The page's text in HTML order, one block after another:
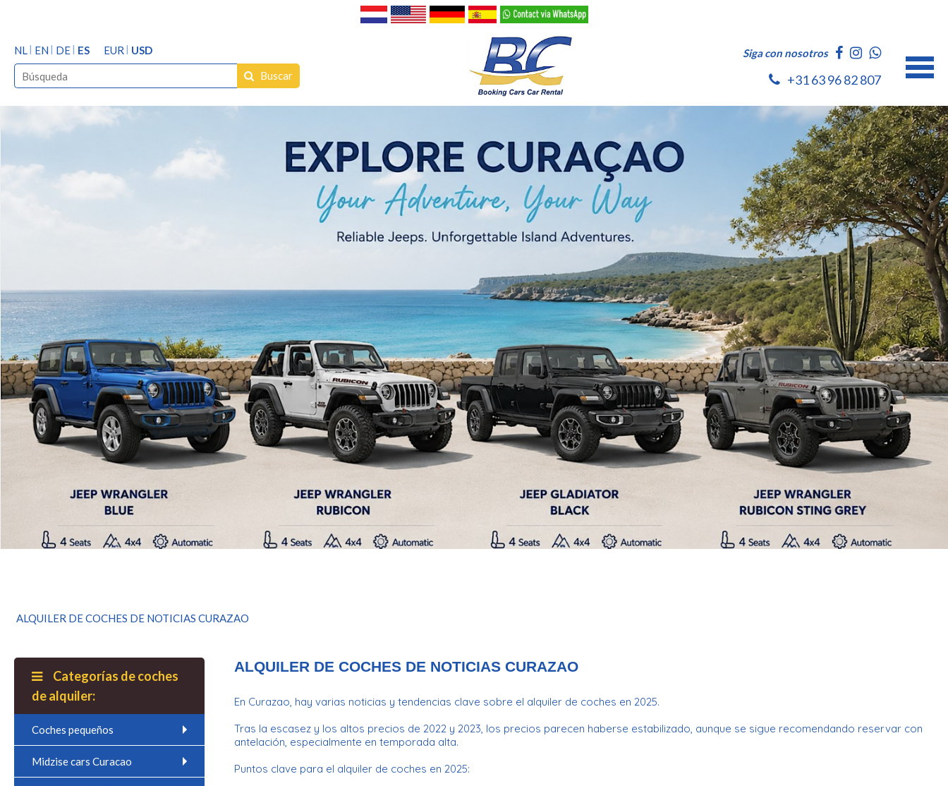
NL EN DE ES EUR
USD
Buscar
Siga con nosotros
+31 63 96 82 807
ALQUILER DE COCHES DE NOTICIAS CURAZAO
Categorías de coches
de alquiler:
Coches pequeños
Midzise cars Curacao
ALQUILER DE COCHES DE NOTICIAS CURAZAO
En Curazao, hay varias noticias y tendencias clave sobre el alquiler de coches en 2025.
Tras la escasez y los altos precios de 2022 y 2023, los precios parecen haberse estabilizado, aunque se sigue recomendando reservar con
antelación, especialmente en temporada alta.
Puntos clave para el alquiler de coches en 2025: